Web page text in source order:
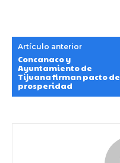
Artículo anterior
Concanaco y
Ayuntamiento de
Tijuana firman pacto de
prosperidad